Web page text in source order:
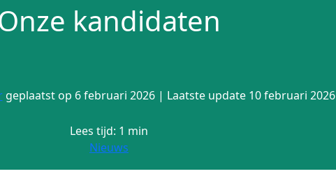
kandidaten
geplaatst op 6 februari 2026 | Laatste update 10 februari 2026
Lees tijd: 1 min
Nieuws